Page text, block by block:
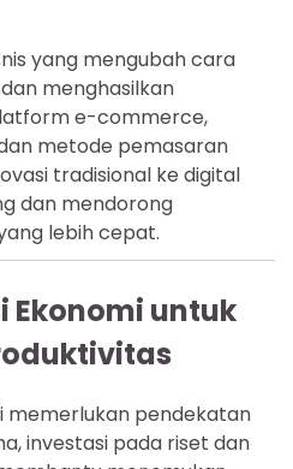
yang mengubah cara
menghasilkan
e-commerce,
metode pemasaran
tradisional ke digital
dan mendorong
lebih cepat.
Ekonomi untuk
memerlukan pendekatan
investasi pada riset dan